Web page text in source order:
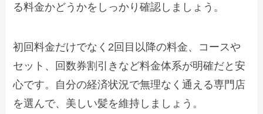
る料金かどうかをしっかり確認しましょう。
初回料金だけでなく2回目以降の料金、コースや
セット、回数券割引きなど料金体系が明確だと安
心です。自分の経済状況で無理なく通える専門店
を選んで、美しい髪を維持しましょう。